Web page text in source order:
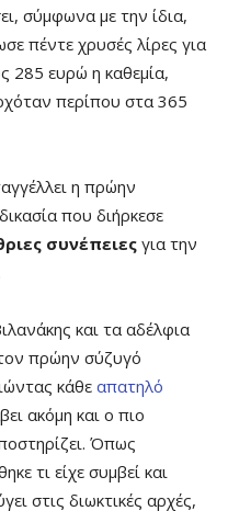
σύμφωνα με την ίδια,
πέντε χρυσές λίρες για
285 ευρώ η καθεμία,
περίπου στα 365
η πρώην
που διήρκεσε
συνέπειες για την
και τα αδέλφια
πρώην σύζυγό
κάθεαπατηλό
ακόμη και ο πιο
Όπως
τι είχε συμβεί και
στις διωκτικές αρχές,